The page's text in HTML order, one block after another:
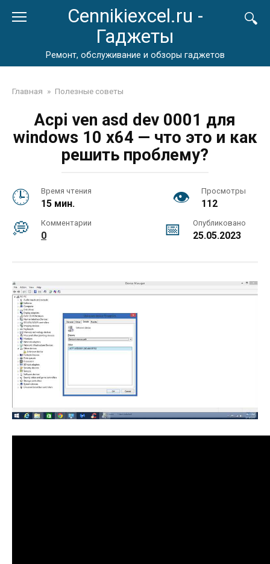
Cennikiexcel.ru -
Гаджеты
Ремонт, обслуживание и обзоры гаджетов
Главная » Полезные советы
Acpi ven asd dev 0001 для
windows 10 x64 — что это и как
решить проблему?
Время чтения
15 мин.
Просмотры
112
Комментарии
0
Опубликовано
25.05.2023